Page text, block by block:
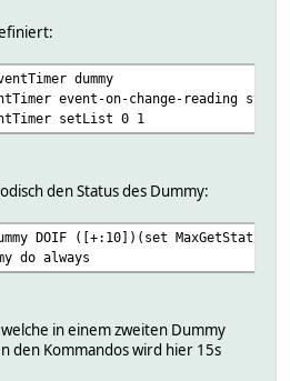
dummy
event-on-change-reading state
setList 0 1
den Status des Dummy:
DOIF ([+:10])(set
do always
in einem zweiten Dummy
den Kommandos wird hier 15s